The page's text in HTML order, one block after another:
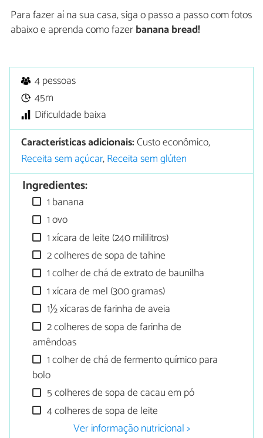
Para fazer aí na sua casa, siga o passo a passo com fotos
abaixo e aprenda como fazerbanana bread!
4 pessoas
45m
Dificuldade baixa
Características adicionais:Custo econômico,
Receita sem açúcar,Receita sem glúten
Ingredientes:
1 banana
1 ovo
1 xícara de leite (240 mililitros)
2 colheres de sopa de tahine
1 colher de chá de extrato de baunilha
1 xícara de mel (300 gramas)
1½ xícaras de farinha de aveia
2 colheres de sopa de farinha de
amêndoas
1 colher de chá de fermento químico para
bolo
5 colheres de sopa de cacau em pó
4 colheres de sopa de leite
Ver informação nutricional >